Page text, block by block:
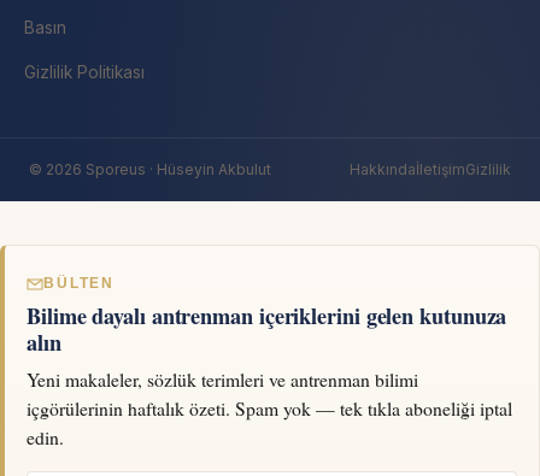
Basın
Gizlilik Politikası
© 2026 Sporeus · Hüseyin Akbulut HakkındaİletişimGizlilik
BÜLTEN
Bilime dayalı antrenman içeriklerini gelen kutunuza
alın
Yeni makaleler, sözlük terimleri ve antrenman bilimi
içgörülerinin haftalık özeti. Spam yok — tek tıkla aboneliği iptal
edin.